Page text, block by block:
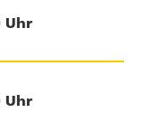
als
Uhr
Uhr